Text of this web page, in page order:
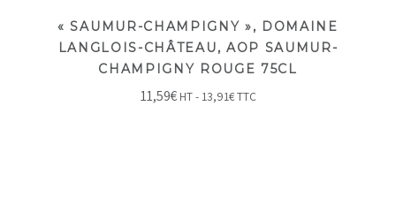
« SAUMUR-CHAMPIGNY », DOMAINE
LANGLOIS-CHÂTEAU, AOP SAUMUR-
CHAMPIGNY ROUGE 75CL
11,59€ HT - 13,91€TTC